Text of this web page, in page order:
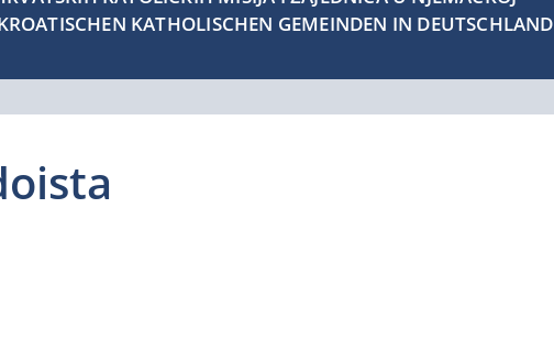
KATHOLISCHEN GEMEINDEN IN DEUTSCHLAND